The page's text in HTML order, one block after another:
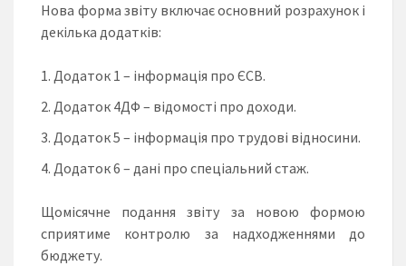
Нова форма звіту включає основний розрахунок і
декілька додатків:
Додаток 1 – інформація про ЄСВ.
Додаток 4ДФ – відомості про доходи.
Додаток 5 – інформація про трудові відносини.
Додаток 6 – дані про спеціальний стаж.
Щомісячне подання звіту за новою формою
сприятиме контролю за надходженнями до
бюджету.